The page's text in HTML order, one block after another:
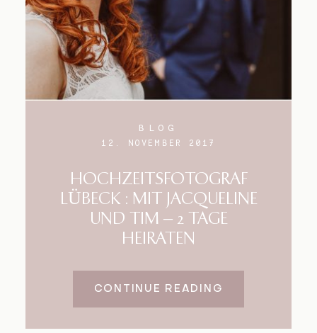
BLOG
12. NOVEMBER 2017
HOCHZEITSFOTOGRAF
LÜBECK : MIT JACQUELINE
UND TIM – 2 TAGE
HEIRATEN
CONTINUE READING